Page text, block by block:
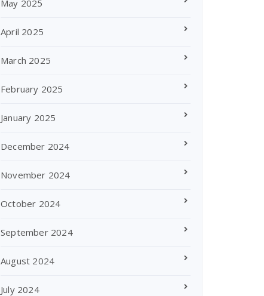
May 2025
April 2025
March 2025
February 2025
January 2025
December 2024
November 2024
October 2024
September 2024
August 2024
July 2024